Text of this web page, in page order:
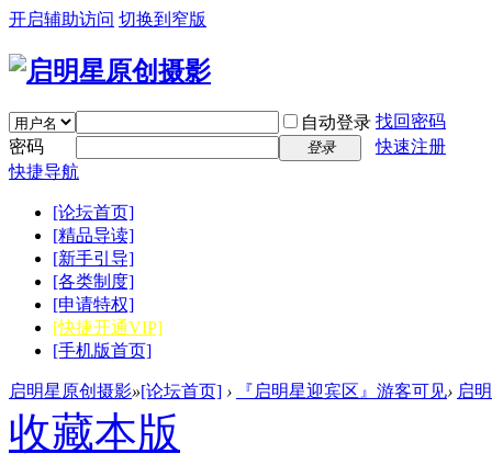
开启辅助访问 切换到窄版
自动登录 找回密码
密码
登录
快速注册
快捷导航
[论坛首页]
[精品导读]
[新手引导]
[各类制度]
[申请特权]
[快捷开通VIP]
[手机版首页]
启明星原创摄影»[论坛首页] › 『启明星迎宾区』游客可见› 启
收藏本版